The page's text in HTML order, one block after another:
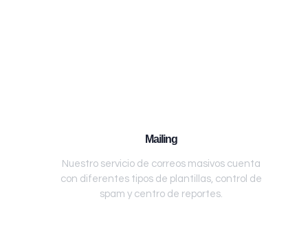
Mailing
Nuestro servicio de correos masivos cuenta
con diferentes tipos de plantillas, control de
spam y centro de reportes.